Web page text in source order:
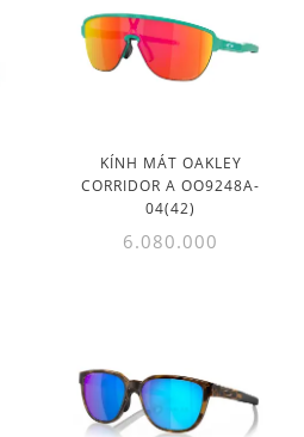
KÍNH MÁT OAKLEY
CORRIDOR A OO9248A-
04(42)
6.080.000